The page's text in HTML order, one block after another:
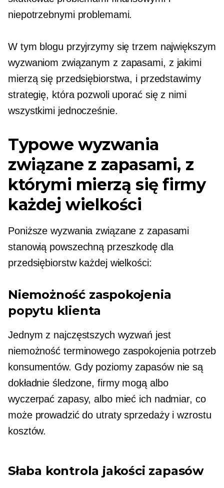
niepotrzebnymi problemami.
W tym blogu przyjrzymy się trzem największym
wyzwaniom związanym z zapasami, z jakimi
mierzą się przedsiębiorstwa, i przedstawimy
strategię, która pozwoli uporać się z nimi
wszystkimi jednocześnie.
Typowe wyzwania
związane z zapasami, z
którymi mierzą się firmy
każdej wielkości
Poniższe wyzwania związane z zapasami
stanowią powszechną przeszkodę dla
przedsiębiorstw każdej wielkości:
Niemożność zaspokojenia
popytu klienta
Jednym z najczęstszych wyzwań jest
niemożność terminowego zaspokojenia potrzeb
konsumentów. Gdy poziomy zapasów nie są
dokładnie śledzone, firmy mogą albo
wyczerpać zapasy, albo mieć ich nadmiar, co
może prowadzić do utraty sprzedaży i wzrostu
kosztów.
Słaba kontrola jakości zapasów